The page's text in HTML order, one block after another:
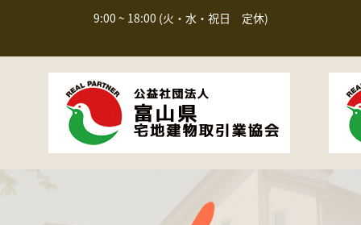
9:00 ~ 18:00 (火・水・祝日 定休)